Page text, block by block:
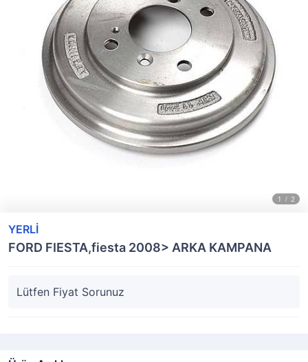
YERLİ
FORD FIESTA,fiesta 2008> ARKA KAMPANA
Lütfen Fiyat Sorunuz